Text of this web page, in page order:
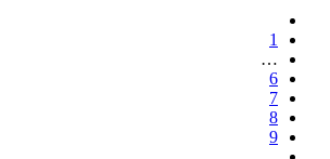
1
…
6
7
8
9